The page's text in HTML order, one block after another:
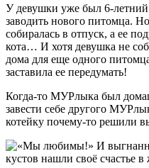
У девушки уже был 6-летний
заводить нового питомца.
собиралась в отпуск, а ее
кота… И хотя девушка не
дома для еще одного
заставила ее передумать!
Когда-то МУРлыка был
завести себе другого
котейку почему-то решили